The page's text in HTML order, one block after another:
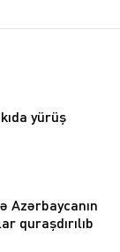
yürüş
Azərbaycanın
quraşdırılıb